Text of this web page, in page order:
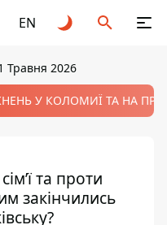
EN
Травня 2026
У КОЛОМИЇ ТА НА
та проти
закінчились